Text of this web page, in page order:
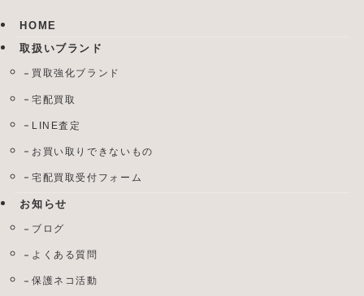
HOME
取扱いブランド
買取強化ブランド
宅配買取
LINE査定
お買い取りできないもの
宅配買取受付フォーム
お知らせ
ブログ
よくある質問
保護ネコ活動